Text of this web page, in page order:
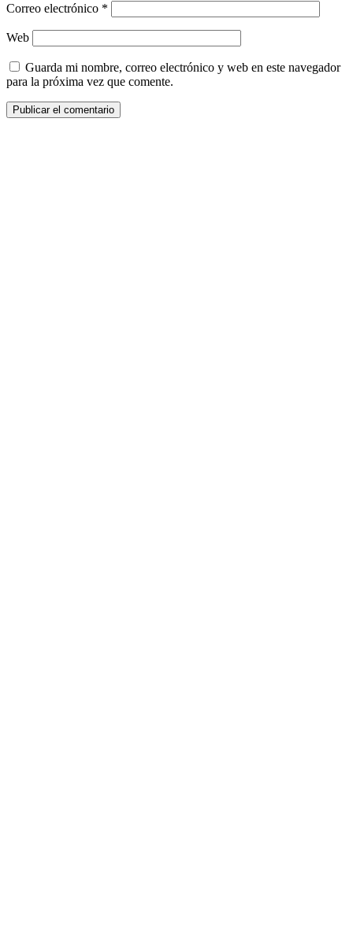
Correo electrónico *
Web
Guarda mi nombre, correo electrónico y web en este navegador
para la próxima vez que comente.